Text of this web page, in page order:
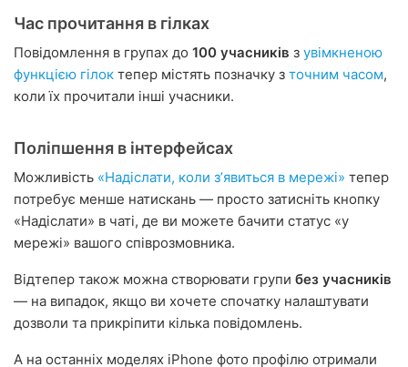
Час прочитання в гілках
Повідомлення в групах до 100 учасників з увімкненою
функцією гілок тепер містять позначку з точним часом,
коли їх прочитали інші учасники.
Поліпшення в інтерфейсах
Можливість «Надіслати, коли зʼявиться в мережі» тепер
потребує менше натискань — просто затисніть кнопку
«Надіслати» в чаті, де ви можете бачити статус «у
мережі» вашого співрозмовника.
Відтепер також можна створювати групи без учасників
— на випадок, якщо ви хочете спочатку налаштувати
дозволи та прикріпити кілька повідомлень.
А на останніх моделях iPhone фото профілю отримали